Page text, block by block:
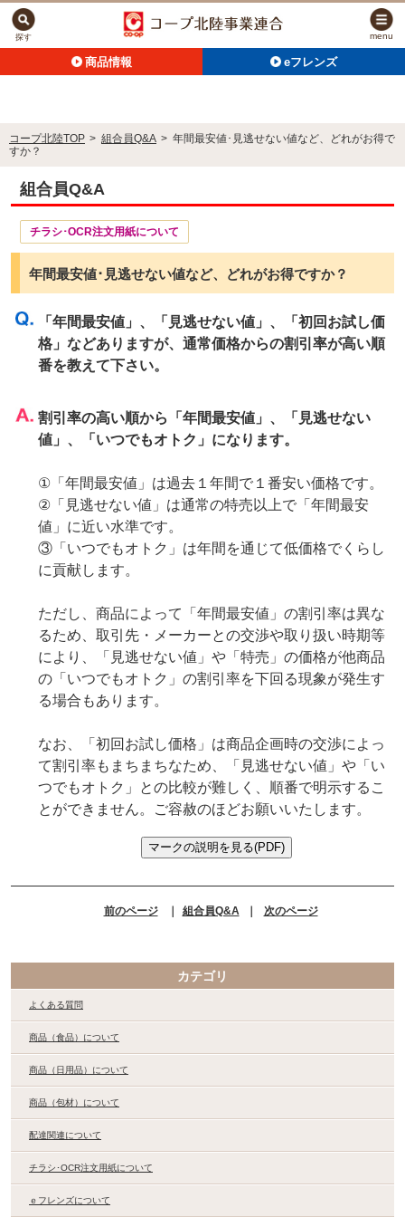
商品情報 eフレンズ
探す menu
コープ北陸TOP > 組合員Q&A > 年間最安値･見逃せない値など、どれがお得で
すか？
組合員Q&A
チラシ･OCR注文用紙について
年間最安値･見逃せない値など、どれがお得ですか？
「年間最安値」、「見逃せない値」、「初回お試し価
格」などありますが、通常価格からの割引率が高い順
番を教えて下さい。
割引率の高い順から「年間最安値」、「見逃せない
値」、「いつでもオトク」になります。
①「年間最安値」は過去１年間で１番安い価格です。
②「見逃せない値」は通常の特売以上で「年間最安
値」に近い水準です。
③「いつでもオトク」は年間を通じて低価格でくらし
に貢献します。
ただし、商品によって「年間最安値」の割引率は異な
るため、取引先・メーカーとの交渉や取り扱い時期等
により、「見逃せない値」や「特売」の価格が他商品
の「いつでもオトク」の割引率を下回る現象が発生す
る場合もあります。
なお、「初回お試し価格」は商品企画時の交渉によっ
て割引率もまちまちなため、「見逃せない値」や「い
つでもオトク」との比較が難しく、順番で明示するこ
とができません。ご容赦のほどお願いいたします。
前のページ ｜ 組合員Q&A ｜ 次のページ
カテゴリ
よくある質問
商品（食品）について
商品（日用品）について
商品（包材）について
配達関連について
チラシ･OCR注文用紙について
ｅフレンズについて